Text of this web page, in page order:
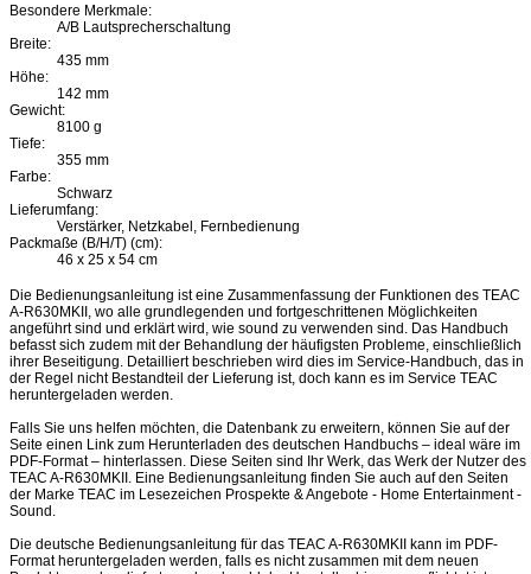
Besondere Merkmale:
A/B Lautsprecherschaltung
Breite:
435 mm
Höhe:
142 mm
Gewicht:
8100 g
Tiefe:
355 mm
Farbe:
Schwarz
Lieferumfang:
Verstärker, Netzkabel, Fernbedienung
Packmaße (B/H/T) (cm):
46 x 25 x 54 cm
Die Bedienungsanleitung ist eine Zusammenfassung der Funktionen des TEAC
A-R630MKII, wo alle grundlegenden und fortgeschrittenen Möglichkeiten
angeführt sind und erklärt wird, wie sound zu verwenden sind. Das Handbuch
befasst sich zudem mit der Behandlung der häufigsten Probleme, einschließlich
ihrer Beseitigung. Detailliert beschrieben wird dies im Service-Handbuch, das in
der Regel nicht Bestandteil der Lieferung ist, doch kann es im Service TEAC
heruntergeladen werden.
Falls Sie uns helfen möchten, die Datenbank zu erweitern, können Sie auf der
Seite einen Link zum Herunterladen des deutschen Handbuchs – ideal wäre im
PDF-Format – hinterlassen. Diese Seiten sind Ihr Werk, das Werk der Nutzer des
TEAC A-R630MKII. Eine Bedienungsanleitung finden Sie auch auf den Seiten
der Marke TEAC im Lesezeichen Prospekte & Angebote - Home Entertainment -
Sound.
Die deutsche Bedienungsanleitung für das TEAC A-R630MKII kann im PDF-
Format heruntergeladen werden, falls es nicht zusammen mit dem neuen